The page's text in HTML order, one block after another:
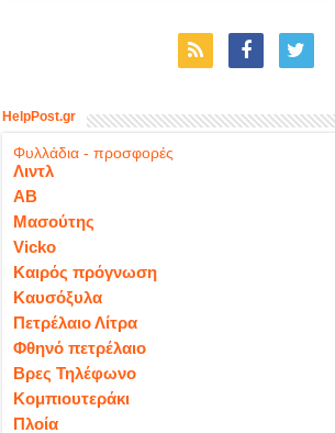
HelpPost.gr
Φυλλάδια - προσφορές
Λιντλ
ΑΒ
Μασούτης
Vicko
Καιρός πρόγνωση
Καυσόξυλα
Πετρέλαιο Λίτρα
Φθηνό πετρέλαιο
Βρες Τηλέφωνο
Κομπιουτεράκι
Πλοία